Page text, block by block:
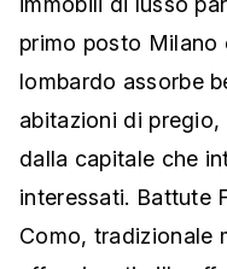
primo posto Milano
lombardo assorbe
abitazioni di
dalla capitale che
interessati. Battute
Como, tradizionale